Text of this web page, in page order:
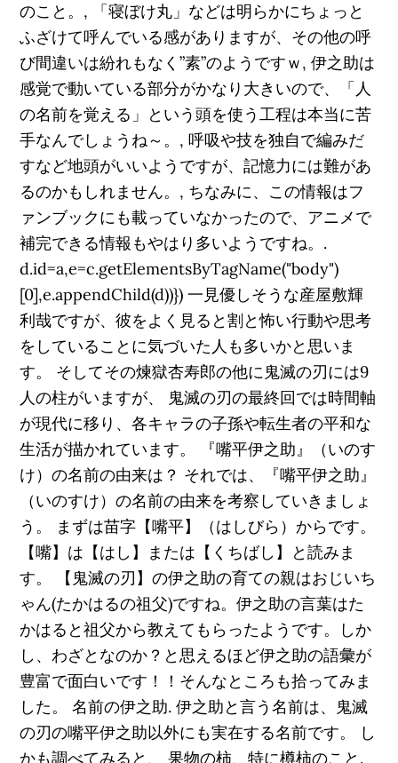
のこと。, 「寝ぼけ丸」などは明らかにちょっと
ふざけて呼んでいる感がありますが、その他の呼
び間違いは紛れもなく”素”のようですｗ, 伊之助は
感覚で動いている部分がかなり大きいので、「人
の名前を覚える」という頭を使う工程は本当に苦
手なんでしょうね～。, 呼吸や技を独自で編みだ
すなど地頭がいいようですが、記憶力には難があ
るのかもしれません。, ちなみに、この情報はフ
ァンブックにも載っていなかったので、アニメで
補完できる情報もやはり多いようですね。.
d.id=a,e=c.getElementsByTagName("body")
[0],e.appendChild(d))}) 一見優しそうな産屋敷輝
利哉ですが、彼をよく見ると割と怖い行動や思考
をしていることに気づいた人も多いかと思いま
す。 そしてその煉獄杏寿郎の他に鬼滅の刃には9
人の柱がいますが、 鬼滅の刃の最終回では時間軸
が現代に移り、各キャラの子孫や転生者の平和な
生活が描かれています。 『嘴平伊之助』（いのす
け）の名前の由来は？ それでは、『嘴平伊之助』
（いのすけ）の名前の由来を考察していきましょ
う。 まずは苗字【嘴平】（はしびら）からです。
【嘴】は【はし】または【くちばし】と読みま
す。 【鬼滅の刃】の伊之助の育ての親はおじいち
ゃん(たかはるの祖父)ですね。伊之助の言葉はた
かはると祖父から教えてもらったようです。しか
し、わざとなのか？と思えるほど伊之助の語彙が
豊富で面白いです！！そんなところも拾ってみま
した。 名前の伊之助. 伊之助と言う名前は、鬼滅
の刃の嘴平伊之助以外にも実在する名前です。 し
かも調べてみると、 果物の柿、特に樽柿のこと.